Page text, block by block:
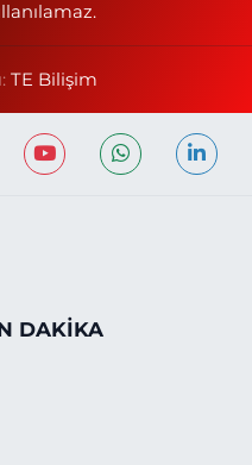
TE Bilişim
DAKİKA